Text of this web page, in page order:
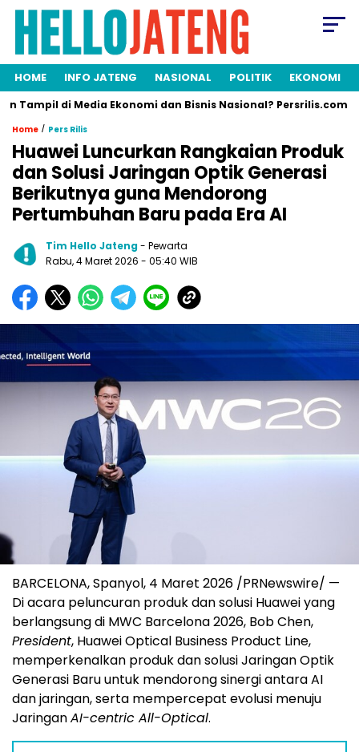
HOME INFO JATENG NASIONAL POLITIK EKONOMI
di Media Ekonomi dan Bisnis Nasional? Persrilis.com Siap
Home / Pers Rilis
Huawei Luncurkan Rangkaian Produk
dan Solusi Jaringan Optik Generasi
Berikutnya guna Mendorong
Pertumbuhan Baru pada Era AI
Tim Hello Jateng- Pewarta
Rabu, 4 Maret 2026 - 05:40 WIB
BARCELONA, Spanyol, 4 Maret 2026 /PRNewswire/ —
Di acara peluncuran produk dan solusi Huawei yang
berlangsung di MWC Barcelona 2026, Bob Chen,
President, Huawei Optical Business Product Line,
memperkenalkan produk dan solusi Jaringan Optik
Generasi Baru untuk mendorong sinergi antara AI
dan jaringan, serta mempercepat evolusi menuju
JaringanAI-centric All-Optical.